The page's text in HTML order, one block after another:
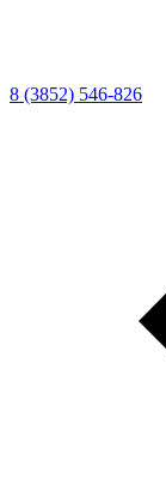
8 (3852) 546-826